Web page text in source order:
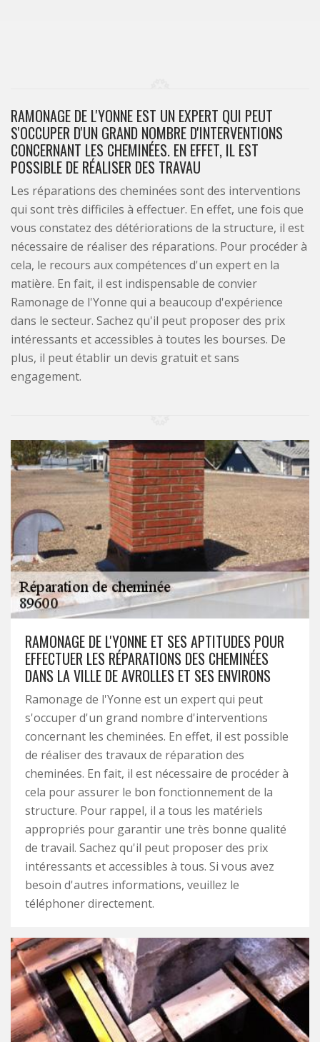
RAMONAGE DE L'YONNE EST UN EXPERT QUI PEUT
S'OCCUPER D'UN GRAND NOMBRE D'INTERVENTIONS
CONCERNANT LES CHEMINÉES. EN EFFET, IL EST
POSSIBLE DE RÉALISER DES TRAVAU
Les réparations des cheminées sont des interventions
qui sont très difficiles à effectuer. En effet, une fois que
vous constatez des détériorations de la structure, il est
nécessaire de réaliser des réparations. Pour procéder à
cela, le recours aux compétences d'un expert en la
matière. En fait, il est indispensable de convier
Ramonage de l'Yonne qui a beaucoup d'expérience
dans le secteur. Sachez qu'il peut proposer des prix
intéressants et accessibles à toutes les bourses. De
plus, il peut établir un devis gratuit et sans
engagement.
RAMONAGE DE L'YONNE ET SES APTITUDES POUR
EFFECTUER LES RÉPARATIONS DES CHEMINÉES
DANS LA VILLE DE AVROLLES ET SES ENVIRONS
Ramonage de l'Yonne est un expert qui peut
s'occuper d'un grand nombre d'interventions
concernant les cheminées. En effet, il est possible
de réaliser des travaux de réparation des
cheminées. En fait, il est nécessaire de procéder à
cela pour assurer le bon fonctionnement de la
structure. Pour rappel, il a tous les matériels
appropriés pour garantir une très bonne qualité
de travail. Sachez qu'il peut proposer des prix
intéressants et accessibles à tous. Si vous avez
besoin d'autres informations, veuillez le
téléphoner directement.